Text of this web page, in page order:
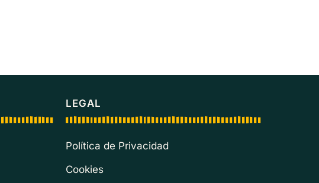
LEGAL
Política de Privacidad
Cookies